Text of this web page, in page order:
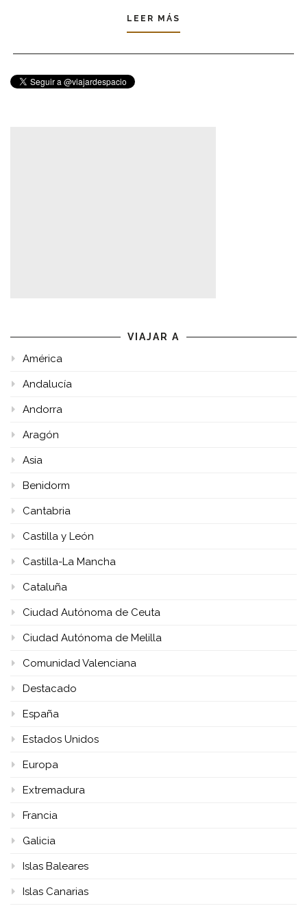
LEER MÁS
VIAJAR A
América
Andalucía
Andorra
Aragón
Asia
Benidorm
Cantabria
Castilla y León
Castilla-La Mancha
Cataluña
Ciudad Autónoma de Ceuta
Ciudad Autónoma de Melilla
Comunidad Valenciana
Destacado
España
Estados Unidos
Europa
Extremadura
Francia
Galicia
Islas Baleares
Islas Canarias